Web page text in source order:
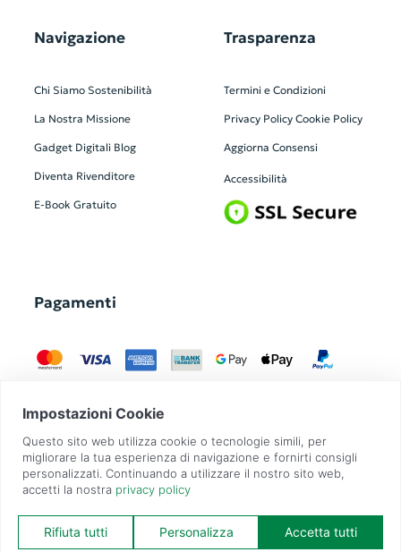
Navigazione
Chi Siamo Sostenibilità
La Nostra Missione
Gadget Digitali Blog
Diventa Rivenditore
E-Book Gratuito
Trasparenza
Termini e Condizioni
Privacy Policy Cookie Policy
Aggiorna Consensi
Accessibilità
Pagamenti
GadgetZilla è un Brand di Overbi S.r.l.| realizzato conContit | © 2026 Tutti
i diritti riservati | P.IVA: 09351560967